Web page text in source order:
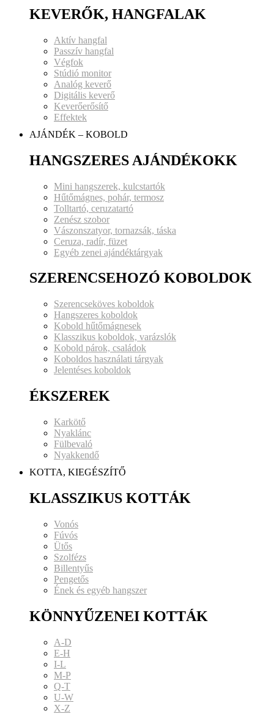
KEVERŐK, HANGFALAK
Aktív hangfal
Passzív hangfal
Végfok
Stúdió monitor
Analóg keverő
Digitális keverő
Keverőerősítő
Effektek
AJÁNDÉK – KOBOLD
HANGSZERES AJÁNDÉKOKK
Mini hangszerek, kulcstartók
Hűtőmágnes, pohár, termosz
Tolltartó, ceruzatartó
Zenész szobor
Vászonszatyor, tornazsák, táska
Ceruza, radír, füzet
Egyéb zenei ajándéktárgyak
SZERENCSEHOZÓ KOBOLDOK
Szerencseköves koboldok
Hangszeres koboldok
Kobold hűtőmágnesek
Klasszikus koboldok, varázslók
Kobold párok, családok
Koboldos használati tárgyak
Jelentéses koboldok
ÉKSZEREK
Karkötő
Nyaklánc
Fülbevaló
Nyakkendő
KOTTA, KIEGÉSZÍTŐ
KLASSZIKUS KOTTÁK
Vonós
Fúvós
Ütős
Szolfézs
Billentyűs
Pengetős
Ének és egyéb hangszer
KÖNNYŰZENEI KOTTÁK
A-D
E-H
I-L
M-P
Q-T
U-W
X-Z